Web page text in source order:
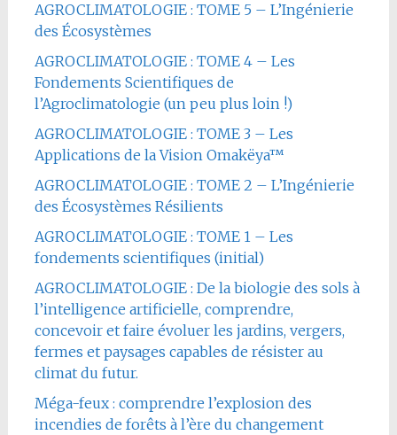
AGROCLIMATOLOGIE : TOME 5 – L’Ingénierie
des Écosystèmes
AGROCLIMATOLOGIE : TOME 4 – Les
Fondements Scientifiques de
l’Agroclimatologie (un peu plus loin !)
AGROCLIMATOLOGIE : TOME 3 – Les
Applications de la Vision Omakëya™
AGROCLIMATOLOGIE : TOME 2 – L’Ingénierie
des Écosystèmes Résilients
AGROCLIMATOLOGIE : TOME 1 – Les
fondements scientifiques (initial)
AGROCLIMATOLOGIE : De la biologie des sols à
l’intelligence artificielle, comprendre,
concevoir et faire évoluer les jardins, vergers,
fermes et paysages capables de résister au
climat du futur.
Méga-feux : comprendre l’explosion des
incendies de forêts à l’ère du changement